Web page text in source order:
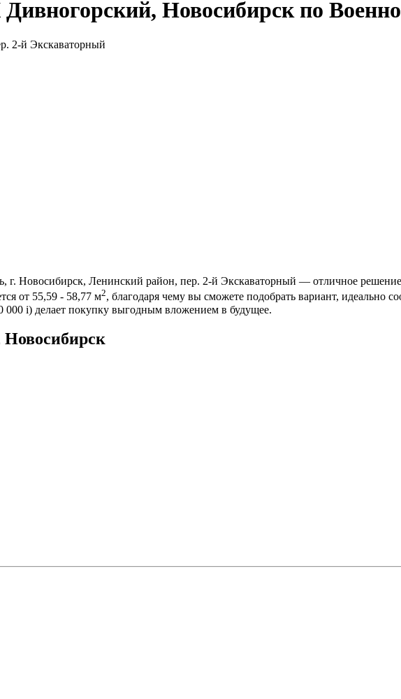
Новосибирск по
2-й Экскаваторный
г. Новосибирск, Ленинский район, пер. 2-й Экскаваторный — отличное
от 55,59 - 58,77 м2, благодаря чему вы сможете подобрать вариант, идеально
000 i) делает покупку выгодным вложением в будущее.